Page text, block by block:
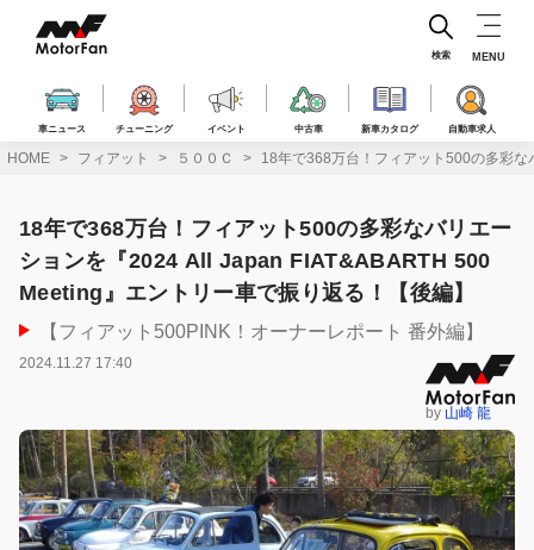
ス
車ニュース チューニング イベント 中古車 新車カタログ 自動車求人
検索 MENU
HOME フィアット ５００Ｃ 18年で368万台！フィアット500の多彩
18年で368万台！フィアット500の多彩なバリエー
ションを『2024 All Japan FIAT&ABARTH 500
Meeting』エントリー車で振り返る！【後編】
【フィアット500PINK！オーナーレポート 番外編】
2024.11.27 17:40
by 山崎 龍